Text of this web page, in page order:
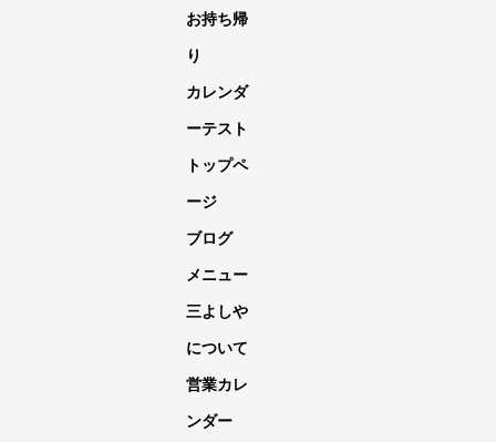
お持ち帰
り
カレンダ
ーテスト
トップペ
ージ
ブログ
メニュー
三よしや
について
営業カレ
ンダー